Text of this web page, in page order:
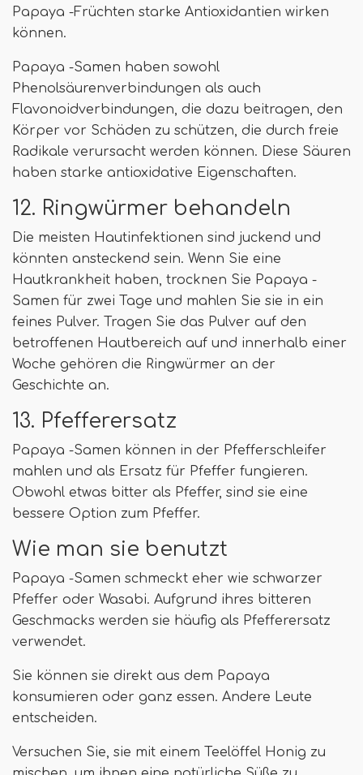
Papaya -Früchten starke Antioxidantien wirken
können.
Papaya -Samen haben sowohl
Phenolsäurenverbindungen als auch
Flavonoidverbindungen, die dazu beitragen, den
Körper vor Schäden zu schützen, die durch freie
Radikale verursacht werden können. Diese Säuren
haben starke antioxidative Eigenschaften.
12. Ringwürmer behandeln
Die meisten Hautinfektionen sind juckend und
könnten ansteckend sein. Wenn Sie eine
Hautkrankheit haben, trocknen Sie Papaya -
Samen für zwei Tage und mahlen Sie sie in ein
feines Pulver. Tragen Sie das Pulver auf den
betroffenen Hautbereich auf und innerhalb einer
Woche gehören die Ringwürmer an der
Geschichte an.
13. Pfefferersatz
Papaya -Samen können in der Pfefferschleifer
mahlen und als Ersatz für Pfeffer fungieren.
Obwohl etwas bitter als Pfeffer, sind sie eine
bessere Option zum Pfeffer.
Wie man sie benutzt
Papaya -Samen schmeckt eher wie schwarzer
Pfeffer oder Wasabi. Aufgrund ihres bitteren
Geschmacks werden sie häufig als Pfefferersatz
verwendet.
Sie können sie direkt aus dem Papaya
konsumieren oder ganz essen. Andere Leute
entscheiden.
Versuchen Sie, sie mit einem Teelöffel Honig zu